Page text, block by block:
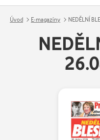
Úvod E-magazíny NEDĚLNÍ